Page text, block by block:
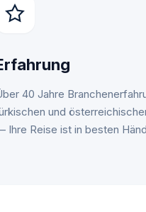
40 Jahre
und
Ihre Reise ist in besten